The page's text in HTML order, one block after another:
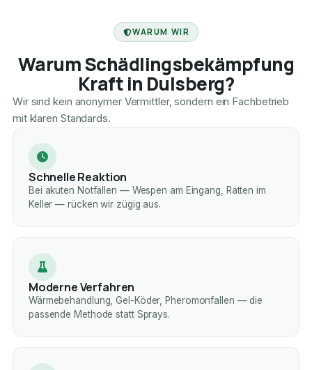
WARUM WIR
Warum Schädlingsbekämpfung
Kraft in Dulsberg?
Wir sind kein anonymer Vermittler, sondern ein Fachbetrieb
mit klaren Standards.
Schnelle Reaktion
Bei akuten Notfällen — Wespen am Eingang, Ratten im
Keller — rücken wir zügig aus.
Moderne Verfahren
Wärmebehandlung, Gel-Köder, Pheromonfallen — die
passende Methode statt Sprays.